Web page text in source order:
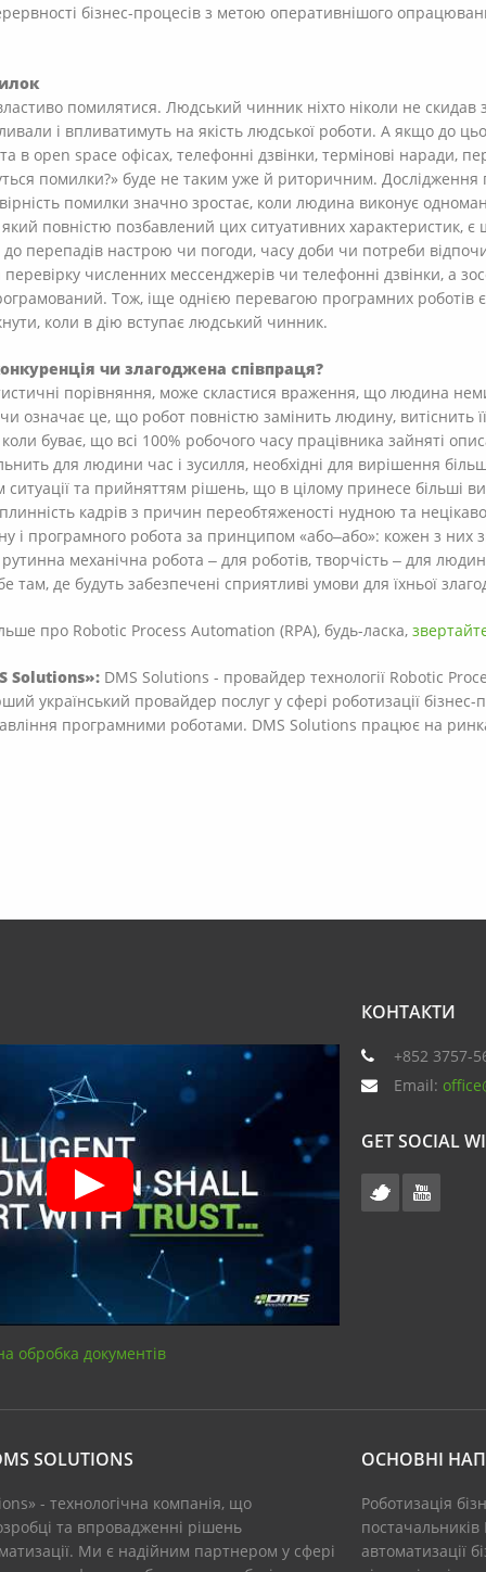
бізнес-процесів з метою оперативнішого
помилятися. Людський чинник ніхто ніколи не скидав
і впливатимуть на якість людської роботи. А якщо до
в open space офісах, телефонні дзвінки, термінові наради,
помилки?» буде не таким уже й риторичним. Дослідження
помилки значно зростає, коли людина виконує
повністю позбавлений цих ситуативних характеристик, є
перепадів настрою чи погоди, часу доби чи потреби
перевірку численних мессенджерів чи телефонні дзвінки, а
Тож, іще однією перевагою програмних роботів
коли в дію вступає людський чинник.
чи злагоджена співпраця?
порівняння, може скластися враження, що людина
означає це, що робот повністю замінить людину, витіснить
коли буває, що всі 100% робочого часу працівника зайняті
для людини час і зусилля, необхідні для вирішення
ситуації та прийняттям рішень, що в цілому принесе більші
кадрів з причин переобтяженості нудною та
і програмного робота за принципом «або‒або»: кожен з них
механічна робота ‒ для роботів, творчість ‒ для
де будуть забезпечені сприятливі умови для їхньої
про Robotic Process Automation (RPA), будь-ласка,
Solutions»: DMS Solutions - провайдер технології Robotic
український провайдер послуг у сфері роботизації
програмними роботами. DMS Solutions працює на
обробка документів
КОНТАКТИ
+852 3757-
Email:
GET SOCIAL
SOLUTIONS
- технологічна компанія, що
та впровадженні рішень
Ми є надійним партнером у сфері
ОСНОВНІ
Роботизація
постачальників
автоматизації